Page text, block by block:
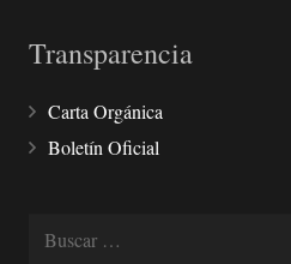
Transparencia
Carta Orgánica
Boletín Oficial
Buscar: